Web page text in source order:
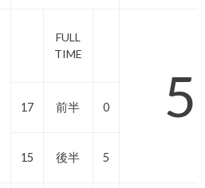
FULL
TIME
5
17 前半 0
15 後半 5